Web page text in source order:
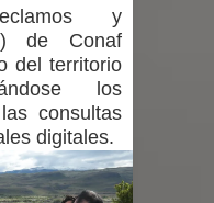
escolar
en Talca ante
y
de Conaf
del territorio
los
consultas
digitales.